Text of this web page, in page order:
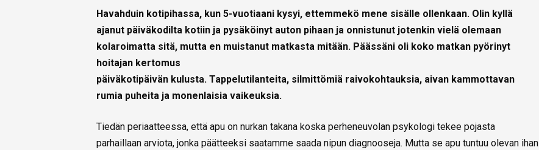
Havahduin kotipihassa, kun 5-vuotiaani kysyi, ettemmekö mene sisälle ollenkaan. Olin kyllä
ajanut päiväkodilta kotiin ja pysäköinyt auton pihaan ja onnistunut jotenkin vielä olemaan
kolaroimatta sitä, mutta en muistanut matkasta mitään. Päässäni oli koko matkan pyörinyt
hoitajan kertomus
päiväkotipäivän kulusta. Tappelutilanteita, silmittömiä raivokohtauksia, aivan kammottavan
rumia puheita ja monenlaisia vaikeuksia.
Tiedän periaatteessa, että apu on nurkan takana koska perheneuvolan psykologi tekee pojasta
parhaillaan arviota, jonka päätteeksi saatamme saada nipun diagnooseja. Mutta se apu tuntuu olevan ihan